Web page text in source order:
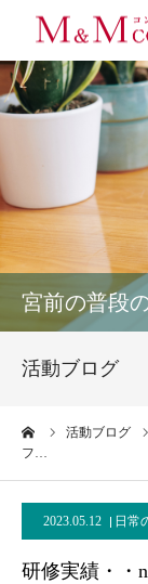
宮前の普段
活動ブログ
活動ブログ
フ…
2023.05.12 日常
研修実績・・
プロフィール
サービス
お客様の声
実績